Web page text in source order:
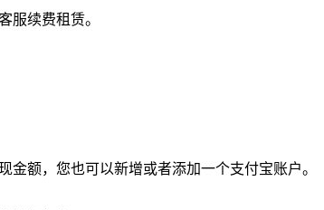
服续费租赁。
额，您也可以新增或者添加一个支付宝账户。